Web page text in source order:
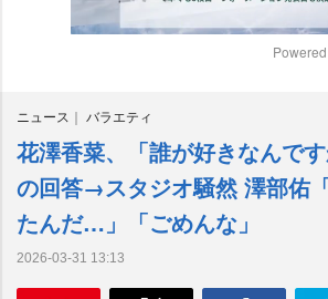
ニュース バラエティ
花澤香菜、「誰が好きなんで
の回答→スタジオ騒然 澤部佑
たんだ…」「ごめんな」
2026-03-31 13:13